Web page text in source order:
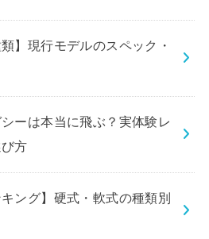
】現行モデルのスペック・
ーは本当に飛ぶ？実体験レ
方
ング】硬式・軟式の種類別